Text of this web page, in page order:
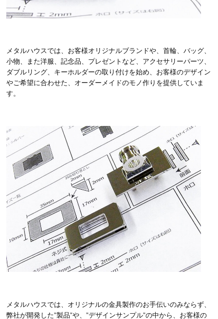
メタルハウスでは、お客様オリジナルブランドや、首輪、バッグ、
小物、また洋服、記念品、プレゼントなど、アクセサリーパーツ、
ダブルリング、キーホルダーの取り付けを始め、お客様のデザイン
やご希望に合わせた、オーダーメイドのモノ作りを提供していま
す。
メタルハウスでは、オリジナルの金具製作のお手伝いのみならず、
弊社が開発した”製品”や、”デザインサンプル”の中から、お客様の